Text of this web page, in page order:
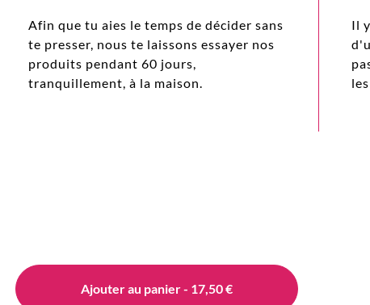
Afin que tu aies le temps de décider sans
te presser, nous te laissons essayer nos
produits pendant 60 jours,
tranquillement, à la maison.
Il
Ajouter au panier - 17,50 €